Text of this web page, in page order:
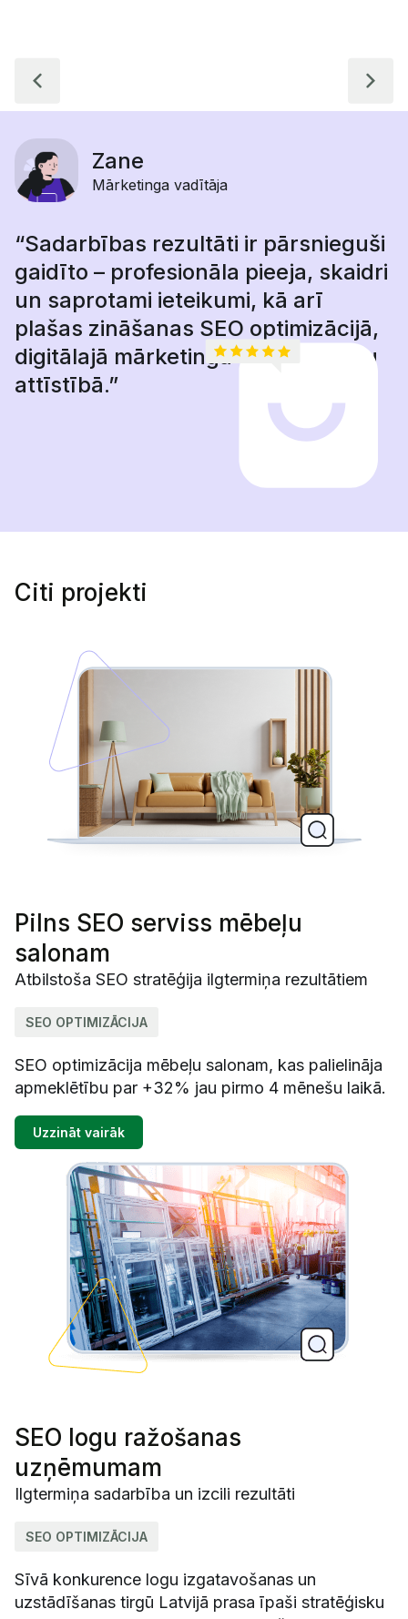
Zane
Mārketinga vadītāja
“Sadarbības rezultāti ir pārsnieguši
gaidīto – profesionāla pieeja, skaidri
un saprotami ieteikumi, kā arī
plašas zināšanas SEO optimizācijā,
digitālajā mārketingā un mājaslapu
attīstībā.”
Citi projekti
Pilns SEO serviss mēbeļu
salonam
Atbilstoša SEO stratēģija ilgtermiņa rezultātiem
SEO OPTIMIZĀCIJA
SEO optimizācija mēbeļu salonam, kas palielināja
apmeklētību par +32% jau pirmo 4 mēnešu laikā.
Uzzināt vairāk
SEO logu ražošanas
uzņēmumam
Ilgtermiņa sadarbība un izcili rezultāti
SEO OPTIMIZĀCIJA
Sīvā konkurence logu izgatavošanas un
uzstādīšanas tirgū Latvijā prasa īpaši stratēģisku